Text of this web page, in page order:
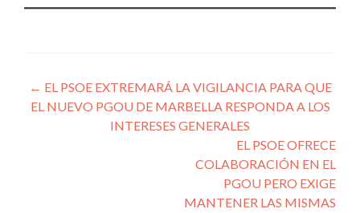
Navegación
de
← EL PSOE EXTREMARÁ LA VIGILANCIA PARA QUE
EL NUEVO PGOU DE MARBELLA RESPONDA A LOS
INTERESES GENERALES
EL PSOE OFRECE
COLABORACIÓN EN EL
PGOU PERO EXIGE
MANTENER LAS MISMAS